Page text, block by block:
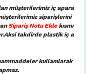
müşterilerimiz iç apara
siparişlerini
Sipariş Notu Eklekısmı
takdirde plastik iç a
kullanılarak